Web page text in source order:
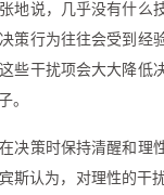
地说，几乎没有什么
策行为往往会受到经
些干扰项会大大降低
。
决策时保持清醒和理
斯认为，对理性的干